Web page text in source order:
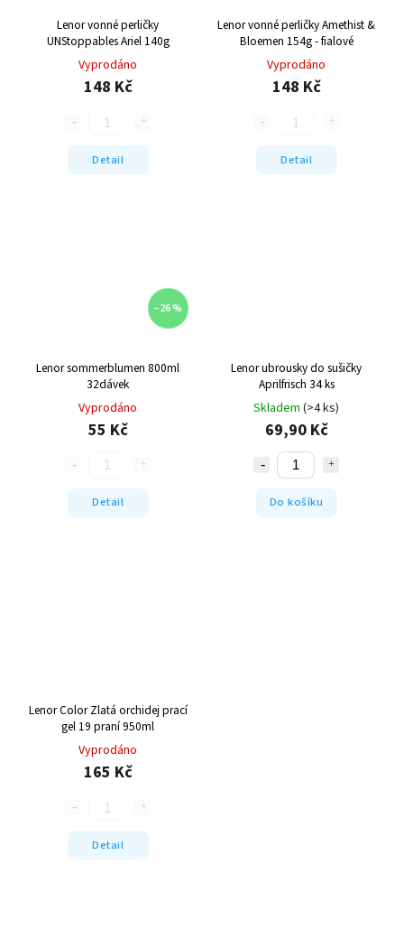
Lenor vonné perličky
UNStoppables Ariel 140g
Vyprodáno
148 Kč
Detail
Lenor vonné perličky Amethist &
Bloemen 154g - fialové
Vyprodáno
148 Kč
Detail
–26 %
Lenor sommerblumen 800ml
32dávek
Vyprodáno
55 Kč
Detail
Lenor ubrousky do sušičky
Aprilfrisch 34 ks
Skladem (>4 ks)
69,90 Kč
Do košíku
Lenor Color Zlatá orchidej prací
gel 19 praní 950ml
Vyprodáno
165 Kč
Detail